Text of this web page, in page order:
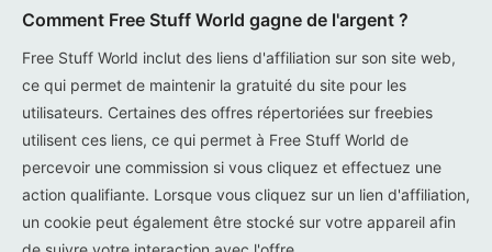
Comment Free Stuff World gagne de l'argent ?
Free Stuff World inclut des liens d'affiliation sur son site web,
ce qui permet de maintenir la gratuité du site pour les
utilisateurs. Certaines des offres répertoriées sur freebies
utilisent ces liens, ce qui permet à Free Stuff World de
percevoir une commission si vous cliquez et effectuez une
action qualifiante. Lorsque vous cliquez sur un lien d'affiliation,
un cookie peut également être stocké sur votre appareil afin